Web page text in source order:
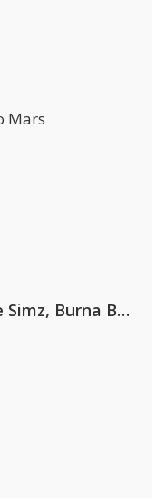
Mars
Coldplay ft. Little Simz, Burna Boy, Elyanna & Tini